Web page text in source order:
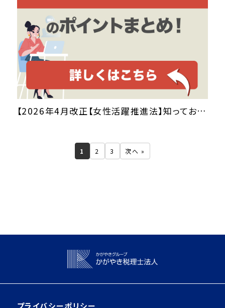
【2026年4月改正【女性活躍推進法】知っておきたい法改正のポイントは⁈】
1 2 3 次へ »
プライバシーポリシー